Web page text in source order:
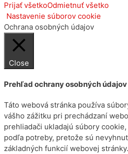
Prijať všetkoOdmietnuť všetko
Nastavenie súborov cookie
Ochrana osobných údajov
Close
Prehľad ochrany osobných údajov
Táto webová stránka používa
vášho zážitku pri prechádzaní
prehliadači ukladajú súbory
podľa potreby, pretože sú
základných funkcií webovej